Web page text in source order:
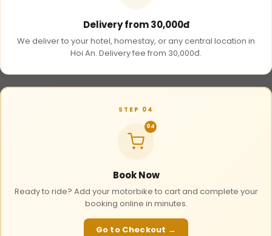
Delivery from 30,000đ
We deliver to your hotel, homestay, or any central location in
Hoi An. Delivery fee from 30,000đ.
STEP 04
04
Book Now
Ready to ride? Add your motorbike to cart and complete your
booking online in minutes.
Go to Checkout →